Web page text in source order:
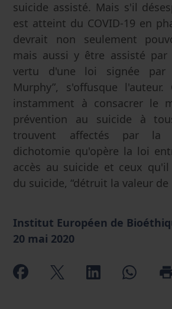
suicide assisté. Mais s'il
est atteint du COVID-19 en
devrait non seulement
mais aussi y être assisté
vertu d'une loi signée par
Murphy”, s'offusque l'auteur.
instamment à consacrer le
prévention au suicide à
trouvent affectés par la
dichotomie qu'opère la loi
accès au suicide et ceux
du suicide, “détruit la valeur de
Institut Européen de
20 mai 2020